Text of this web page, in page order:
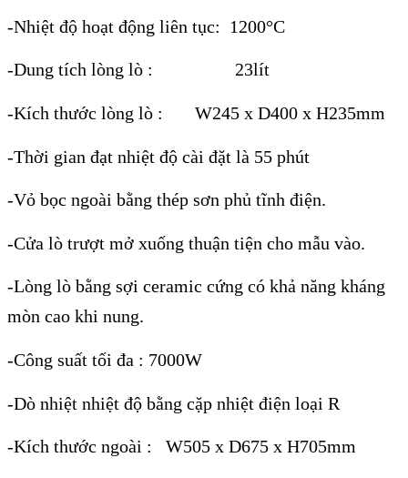
-Nhiệt độ hoạt động liên tục: 1200°C
-Dung tích lòng lò : 23lít
-Kích thước lòng lò : W245 x D400 x H235mm
-Thời gian đạt nhiệt độ cài đặt là 55 phút
-Vỏ bọc ngoài bằng thép sơn phủ tĩnh điện.
-Cửa lò trượt mở xuống thuận tiện cho mẫu vào.
-Lòng lò bằng sợi ceramic cứng có khả năng kháng
mòn cao khi nung.
-Công suất tối đa : 7000W
-Dò nhiệt nhiệt độ bằng cặp nhiệt điện loại R
-Kích thước ngoài : W505 x D675 x H705mm